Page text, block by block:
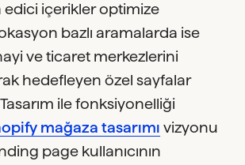
içerikler optimize
bazlı aramalarda ise
ve ticaret merkezlerini
hedefleyen özel sayfalar
ile fonksiyonelliği
mağaza tasarımı vizyonu
page kullanıcının